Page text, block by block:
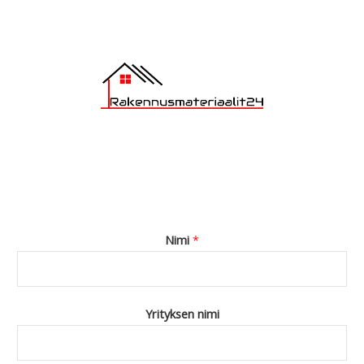
Nimi *
Yrityksen nimi